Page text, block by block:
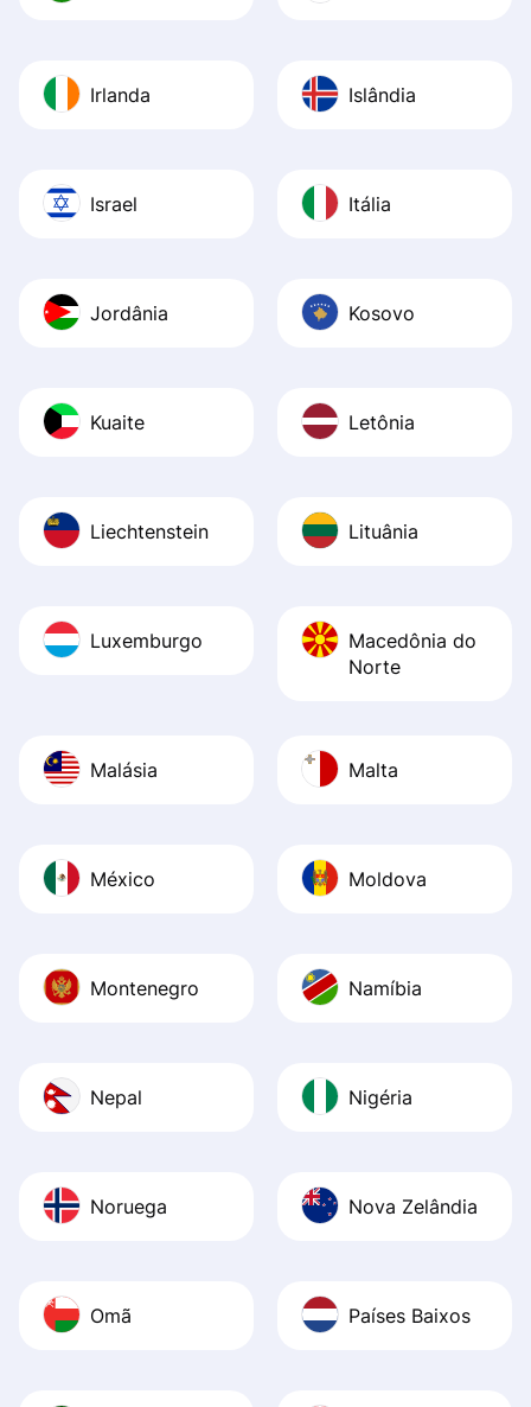
Irlanda Islândia
Israel Itália
Jordânia Kosovo
Kuaite Letônia
Liechtenstein Lituânia
Luxemburgo
Macedônia do
Norte
Malásia Malta
México Moldova
Montenegro Namíbia
Nepal Nigéria
Noruega Nova Zelândia
Omã Países Baixos